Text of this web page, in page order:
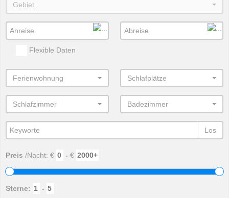
Gebiet
Flexible Daten
Ferienwohnung Schlafplätze
Schlafzimmer Badezimmer
Los
Preis /Nacht: € - €
Sterne: -